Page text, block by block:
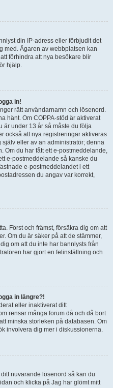
din IP-adress eller förbjudit det
med. Ägaren av webbplatsen kan
förhindra att nya besökare blir
hjälp.
in!
rätt användarnamn och lösenord.
hänt. Om COPPA-stöd är aktiverat
är under 13 år så måste du följa
också att nya registreringar aktiveras
eller av an administratör; denna
Om du har fått ett e-postmeddelande,
e-postmeddelande så kanske du
e-postmeddelandet i ett
du angav var korrekt,
Först och främst, försäkra dig om att
Om du är säker på att de stämmer,
om att du inte har bannlysts från
har gjort en felinställning och
in längre?!
eller inaktiverat ditt
rensar många forum då och då bort
minska storleken på databasen. Om
involvera dig mer i diskussionerna.
nuvarande lösenord så kan du
och klicka på Jag har glömt mitt